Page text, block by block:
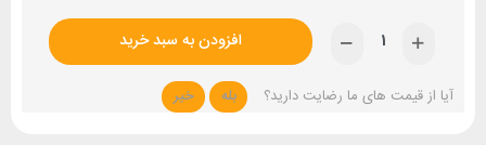
افزودن به سبد خرید
آیا از قیمت های ما رضایت دارید؟ بله خیر